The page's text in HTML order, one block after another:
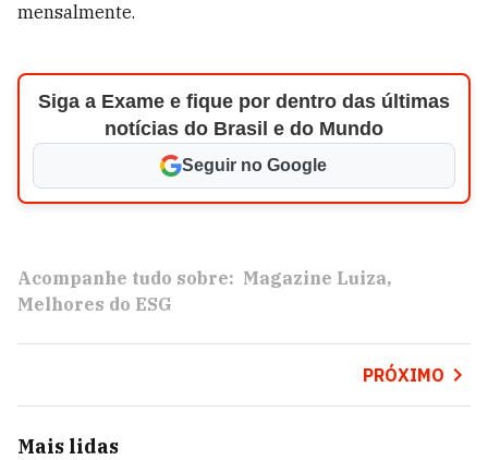
mensalmente.
Siga a Exame e fique por dentro das últimas
notícias do Brasil e do Mundo
Seguir no Google
Acompanhe tudo sobre: Magazine Luiza
Melhores do ESG
PRÓXIMO
Mais lidas